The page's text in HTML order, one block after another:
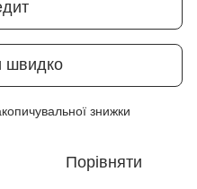
швидко
знижки
Порівняти